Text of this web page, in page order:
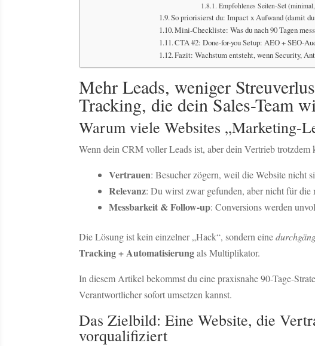
Empfohlenes Seiten-Set
So priorisierst du: Impact x Aufwand (damit
Mini-Checkliste: Was du nach 90 Tagen
CTA #2: Done-for-you Setup: AEO + SEO-
Fazit: Wachstum entsteht, wenn Security,
Mehr Leads, weniger
Tracking, die dein Sales-Team
Warum viele Websites „Marketing-
Wenn dein CRM voller Leads ist, aber dein Vertrieb
Vertrauen: Besucher zögern, weil die Website nicht
Relevanz: Du wirst zwar gefunden, aber nicht für
Messbarkeit & Follow-up: Conversions werden
Die Lösung ist kein einzelner „Hack“, sondern eine
Tracking + Automatisierungals Multiplikator.
In diesem Artikel bekommst du eine praxisnahe 90-Tage-
Verantwortlicher sofort umsetzen kannst.
Das Zielbild: Eine Website, die
vorqualifiziert